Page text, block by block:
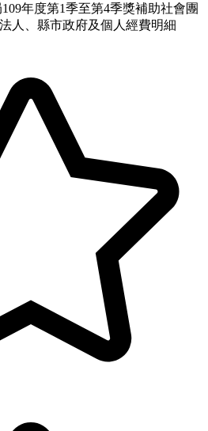
年度第1季至第4季獎補助社會團
人、縣市政府及個人經費明細